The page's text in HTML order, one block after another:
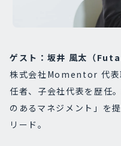
ゲスト：坂井 風太（
株式会社Momentor 代表
任者、子会社代表を歴任
のあるマネジメント」を
リード。